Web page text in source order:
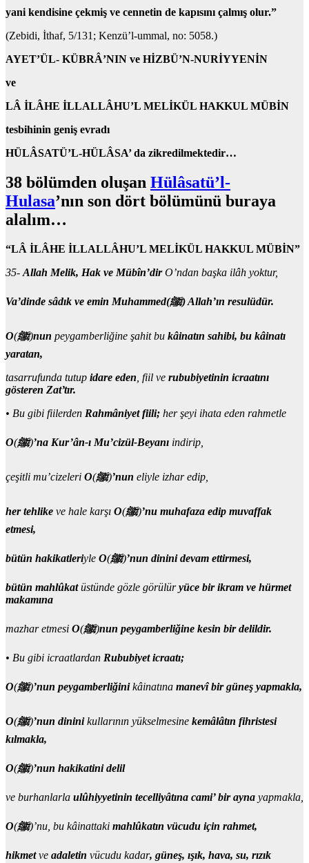
yani kendisine çekmiş ve cennetin de kapısını çalmış olur.”
(Zebidi, İthaf, 5/131; Kenzü’l-ummal, no: 5058.)
AYET’ÜL- KÜBRÂ’NIN ve HİZBÜ’N-NURİYYENİN
ve
LÂ İLÂHE İLLALLÂHU’L MELİKÜL HAKKUL MÜBİN
tesbihinin geniş evradı
HÜLÂSATÜ’L-HÜLÂSA’ da zikredilmektedir…
38 bölümden oluşan Hülâsatü’l-
Hulasa’nın son dört bölümünü buraya
alalım…
“LÂ İLÂHE İLLALLÂHU’L MELİKÜL HAKKUL MÜBİN”
35- Allah Melik, Hak ve Mübîn’dirO’ndan başka ilâh yoktur,
Va’dinde sâdık ve emin Muhammed(ﷺ)Allah’ın resulüdür.
O(ﷺ)nun peygamberliğine şahit bu kâinatın sahibi, bu kâinatı
yaratan,
tasarrufunda tutup idare eden , fiil ve rububiyetinin icraatını
gösteren Zat’tır.
• Bu gibi fiilerden Rahmâniyet fiili; her şeyi ihata eden rahmetle
O(ﷺ)’na Kur’ân-ı Mu’cizül-Beyanı indirip,
çeşitli mu’cizeleri O(ﷺ)’nun eliyle izhar edip,
her tehlike ve hale karşı O(ﷺ)’nu muhafaza edip muvaffak
etmesi,
bütün hakikatleriyle O(ﷺ)’nun dinini devam ettirmesi,
bütün mahlûkatüstünde gözle görülüryüce bir ikram ve hürmet
makamına
mazhar etmesi O(ﷺ)nun peygamberliğine kesin bir delildir.
• Bu gibi icraatlardan Rububiyet icraatı;
O(ﷺ)’nun peygamberliğinikâinatına manevî bir güneş yapmakla,
O(ﷺ)’nun dininikullarının yükselmesine kemâlâtın fihristesi
kılmakla,
O(ﷺ)’nun hakikatini delil
ve burhanlarla ulûhiyyetinin tecelliyâtına cami’ bir ayna yapmakla,
O(ﷺ)’nu, bu kâinattaki mahlûkatın vücudu için rahmet,
hikmetve adaletin vücudu kadar, güneş, ışık, hava, su, rızık